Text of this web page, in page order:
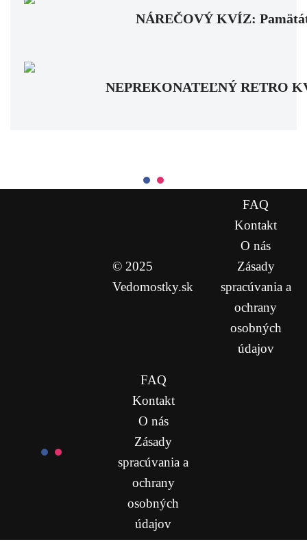
NÁREČOVÝ KVÍZ:
NEPREKONATEĽNÝ RETRO
© 2025
Vedomostky.sk
FAQ
Kontakt
O nás
Zásady
spracúvania a
ochrany
osobných
údajov
FAQ
Kontakt
O nás
Zásady
spracúvania a
ochrany
osobných
údajov